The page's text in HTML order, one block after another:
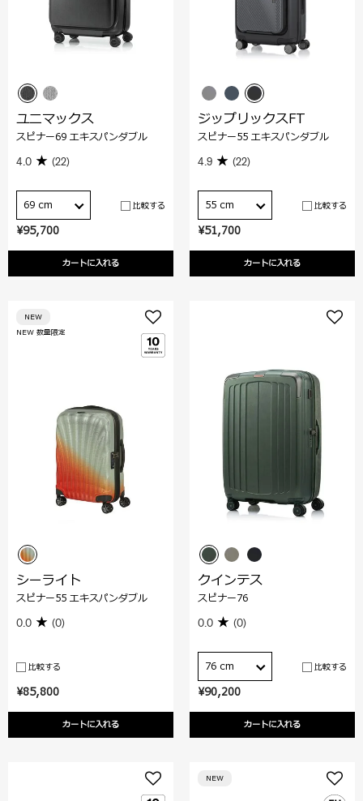
¥95,700
カートに入れる
ユニマックス
スピナー69 エキスパンダブル
4.0 (22)
69 cm 比較する
¥51,700
カートに入れる
ジップリックスFT
スピナー55 エキスパンダブル
4.9 (22)
55 cm 比較する
¥85,800
カートに入れる
NEW 数量限定
NEW
シーライト
スピナー55 エキスパンダブル
0.0 (0)
比較する
¥90,200
カートに入れる
クインテス
スピナー76
0.0 (0)
76 cm 比較する
NEW